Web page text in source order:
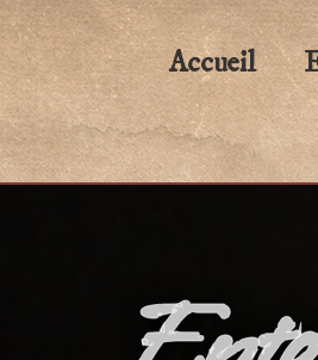
Accueil